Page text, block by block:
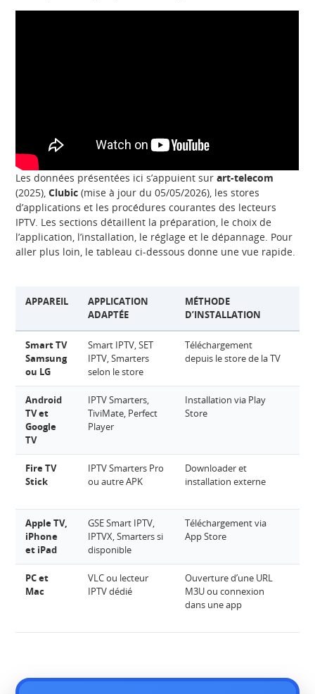
Les données présentées ici s’appuient surart-telecom
(2025),Clubic (mise à jour du 05/05/2026), les stores
d’applications et les procédures courantes des lecteurs
IPTV. Les sections détaillent la préparation, le choix de
l’application, l’installation, le réglage et le dépannage. Pour
aller plus loin, le tableau ci-dessous donne une vue rapide.
APPAREIL
APPLICATION
ADAPTÉE
MÉTHODE
D’INSTALLATION
Smart TV
Samsung
ou LG
Smart IPTV, SET
IPTV, Smarters
selon le store
Téléchargement
depuis le store de la TV
Android
TV et
Google
TV
IPTV Smarters,
TiviMate, Perfect
Player
Installation via Play
Store
Fire TV
Stick
IPTV Smarters Pro
ou autre APK
Downloader et
installation externe
Apple TV,
iPhone
et iPad
GSE Smart IPTV,
IPTVX, Smarters si
disponible
Téléchargement via
App Store
PC et
Mac
VLC ou lecteur
IPTV dédié
Ouverture d’une URL
M3U ou connexion
dans une app